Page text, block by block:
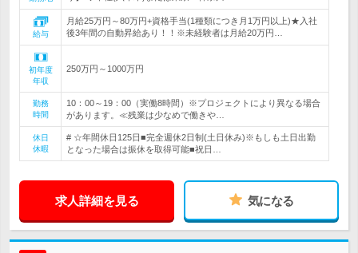
給与
月給25万円～80万円+資格手当(1種類につき月1万円以上)★入社
後3年間の自動昇給あり！！※未経験者は月給20万円…
初年度
年収
250万円～1000万円
勤務
時間
10：00～19：00（実働8時間）※プロジェクトにより異なる場合
があります。≪残業は少なめで働きや…
休日
休暇
# ☆年間休日125日■完全週休2日制(土日休み)※もしも土日出勤
となった場合は振休を取得可能■祝日…
求人詳細を見る 気になる